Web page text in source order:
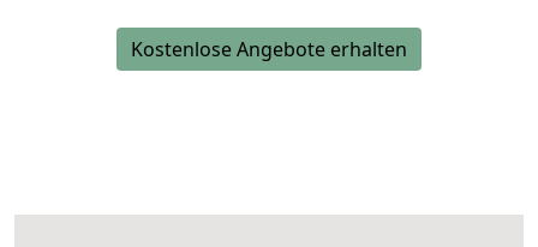
Kostenlose Angebote erhalten